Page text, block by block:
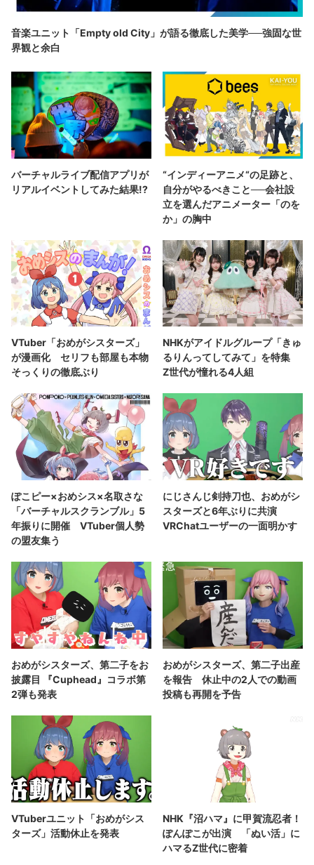
音楽ユニット「Empty old City」が語る徹底した美学──強固な世
界観と余白
バーチャルライブ配信アプリが
リアルイベントしてみた結果!?
“インディーアニメ“の足跡と、
自分がやるべきこと──会社設
立を選んだアニメーター「のを
か」の胸中
VTuber「おめがシスターズ」
が漫画化 セリフも部屋も本物
そっくりの徹底ぶり
NHKがアイドルグループ「きゅ
るりんってしてみて」を特集
Z世代が憧れる4人組
ぽこピー×おめシス×名取さな
「バーチャルスクランブル」5
年振りに開催 VTuber個人勢
の盟友集う
にじさんじ剣持刀也、おめがシ
スターズと6年ぶりに共演
VRChatユーザーの一面明かす
おめがシスターズ、第二子をお
披露目 『Cuphead』コラボ第
2弾も発表
おめがシスターズ、第二子出産
を報告 休止中の2人での動画
投稿も再開を予告
VTuberユニット「おめがシス
ターズ」活動休止を発表
NHK『沼ハマ』に甲賀流忍者！
ぽんぽこが出演 「ぬい活」に
ハマるZ世代に密着